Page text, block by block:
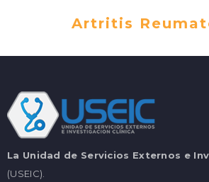
Artritis
La Unidad de Servicios Externos e
(USEIC).